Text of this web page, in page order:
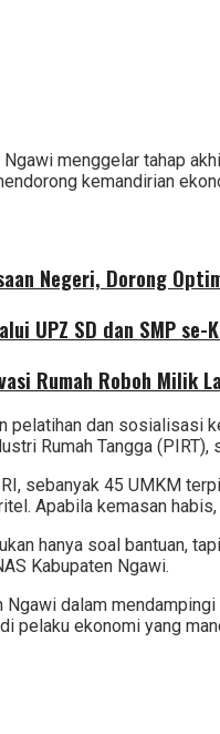
menggelar tahap
kemandirian
Negeri, Dorong
UPZ SD dan SMP se-
Rumah Roboh Milik
pelatihan dan
Rumah Tangga
sebanyak 45 UMKM
Apabila kemasan
hanya soal bantuan,
Kabupaten Ngawi.
dalam
pelaku ekonomi yang